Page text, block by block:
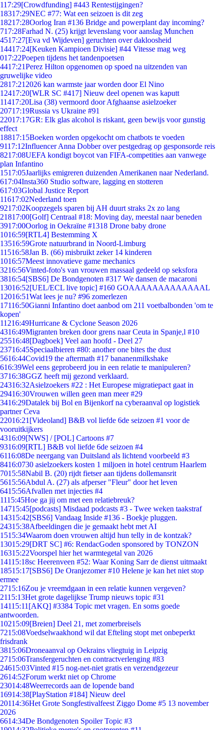
117:29[Crowdfunding] #443 Rentestijgingen?
18317:29NEC #77: Wat een seizoen is dit zeg
18217:28Oorlog Iran #136 Bridge and powerplant day incoming?
717:28Farhad N. (25) krijgt levenslang voor aanslag Munchen
4517:27[Eva vd Wijdeven] geruchten over dakloosheid
14417:24[Keuken Kampioen Divisie] #44 Vitesse mag weg
017:22Poepen tijdens het tandenpoetsen
4417:21Perez Hilton opgenomen op spoed na uitzenden van
gruwelijke video
2817:21 2026 kan warmste jaar worden door El Nino
12417:20[WLR SC #417] Nieuw deel openen was kaputt
11417:20Lisa (38) vermoord door Afghaanse asielzoeker
20717:19Russia vs Ukraine #91
22017:17GR: Elk glas alcohol is riskant, geen bewijs voor gunstig
effect
18817:15Boeken worden opgekocht om chatbots te voeden
9117:12Influencer Anna Dobber over pestgedrag op gesponsorde reis
8217:08UEFA kondigt boycot van FIFA-competities aan vanwege
plan Infantino
1517:05Jaarlijks emigreren duizenden Amerikanen naar Nederland.
617:04Insta360 Studio software, lagging en stotteren
617:03Global Justice Report
11617:02Nederland toen
9217:02Koopzegels sparen bij AH duurt straks 2x zo lang
21817:00[Golf] Centraal #18: Moving day, meestal naar beneden
3917:00Oorlog in Oekraïne #1318 Drone baby drone
1016:59[RTL4] Bestemming X
13516:59Grote natuurbrand in Noord-Limburg
11516:58Jan B. (66) misbruikt zeker 14 kinderen
1016:57Meest innovatieve game mechanics
3216:56Vinted-foto's van vrouwen massaal gedeeld op seksfora
3816:54[SBS6] De Bondgenoten #317 We dansen de macaroni
13016:52[UEL/ECL live topic] #160 GOAAAAAAAAAAAAAL
12016:51Wat lees je nu? #96 zomerlezen
17116:50Gianni Infantino doet aanbod om 211 voetbalbonden 'om te
kopen'
11216:49Hurricane & Cyclone Season 2026
4316:49Migranten breken door grens naar Ceuta in Spanje,l #10
25516:48[Dagboek] Veel aan hoofd - Deel 27
23716:45Speciaalbieren #80: another one bites the dust
5616:44Covid19 the aftermath #17 bananenmilkshake
616:39Wel eens geprobeerd jou in een relatie te manipuleren?
3716:38GGZ heeft mij gezond verklaard.
24316:32Asielzoekers #22 : Het Europese migratiepact gaat in
29416:30Vrouwen willen geen man meer #29
3416:29Datalek bij Bol en Bijenkorf na cyberaanval op logistiek
partner Ceva
22016:21 [Videoland] B&B vol liefde 6de seizoen #1 voor de
vooruitkijkers
4316:09[NWS] / [POL] Cartoons #7
9316:09[RTL] B&B vol liefde 6de seizoen #4
6116:08De neergang van Duitsland als lichtend voorbeeld #3
8416:0730 asielzoekers kosten 1 miljoen in hotel centrum Haarlem
7015:58Nabil B. (20) rijdt fietser aan tijdens dollemansrit
5615:56Abdul A. (27) als afperser "Fleur" door het leven
6415:56Afvallen met injecties #4
1115:45Hoe ga jij om met een relatiebreuk?
14715:45[podcasts] Misdaad podcasts #3 - Twee weken taakstraf
14315:42[SBS6] Vandaag Inside #136 - Boekje pluggen.
24315:38Afbeeldingen die je gemaakt hebt met AI
1515:34Waarom doen vrouwen altijd hun telly in de kontzak?
13015:29[DRT SC] #6: RendacGoden sponsored by TONZON
16315:22Voorspel hier het warmtegetal van 2026
14115:18sc Heerenveen #52: Waar Koning Sarr de dienst uitmaakt
18515:17[SBS6] De Oranjezomer #10 Helene je kan het niet stop
ermee
2715:16Zou je vreemdgaan in een relatie kunnen vergeven?
2115:13Het grote dagelijkse Trump nieuws topic #31
14115:11 [AKQ] #3384 Topic met vragen. En soms goede
antwoorden.
10215:09[Breien] Deel 21, met zomerbreisels
7215:08Voedselwaakhond wil dat Efteling stopt met onbeperkt
frisdrank
3815:06Droneaanval op Oekrains vliegtuig in Leipzig
2715:06Transfergeruchten en contractverlenging #83
24615:03Vinted #15 nog-net-niet gratis en verzendgezeur
2614:52Forum werkt niet op Chrome
23014:48Weerrecords aan de lopende band
16914:38[PlayStation #184] Nieuw deel
20114:36Het Grote Songfestivalfeest Ziggo Dome #5 13 november
2026
6614:34De Bondgenoten Spoiler Topic #3